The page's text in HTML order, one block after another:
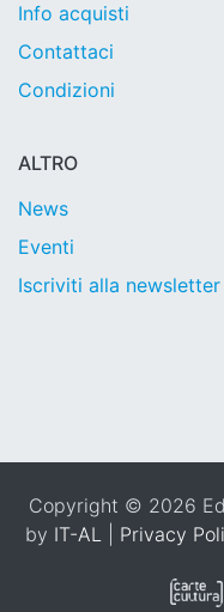
Info acquisti
Contattaci
Condizioni
ALTRO
News
Eventi
Iscriviti alla newsletter
Copyright © 2026
by IT-AL Privacy